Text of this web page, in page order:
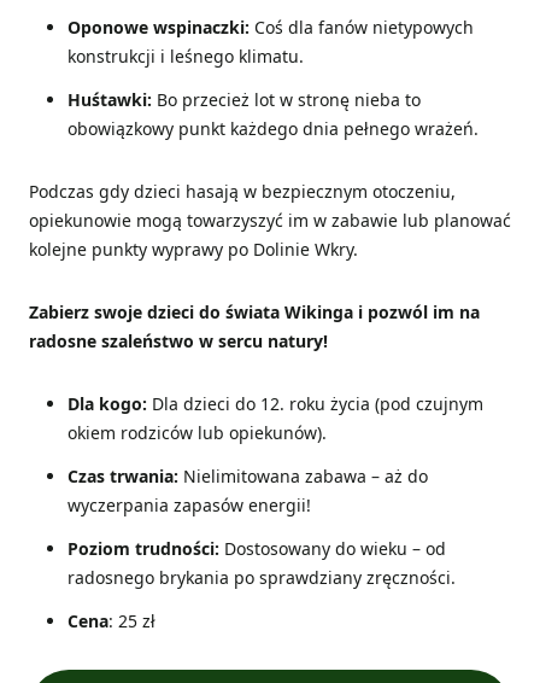
Oponowe wspinaczki: Coś dla fanów nietypowych
konstrukcji i leśnego klimatu.
Huśtawki: Bo przecież lot w stronę nieba to
obowiązkowy punkt każdego dnia pełnego wrażeń.
Podczas gdy dzieci hasają w bezpiecznym otoczeniu,
opiekunowie mogą towarzyszyć im w zabawie lub planować
kolejne punkty wyprawy po Dolinie Wkry.
Zabierz swoje dzieci do świata Wikinga i pozwól im na
radosne szaleństwo w sercu natury!
Dla kogo: Dla dzieci do 12. roku życia (pod czujnym
okiem rodziców lub opiekunów).
Czas trwania: Nielimitowana zabawa – aż do
wyczerpania zapasów energii!
Poziom trudności: Dostosowany do wieku – od
radosnego brykania po sprawdziany zręczności.
Cena: 25 zł